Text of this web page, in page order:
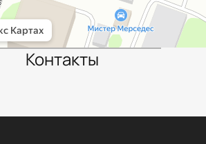
Контакты